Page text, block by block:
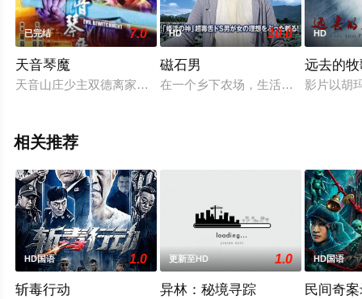
已完结 7.0
天音琴魔
天音山庄少主双德离家出走，偶得克制邪王的天外飞仙经书中一
HD 10.0
磁石男
在一个乡下农场，生活着一个被人称
HD
远去的
影片以胡
相关推荐
HD国语 1.0
斩毒行动
更新至HD 1.0
异林：秘境寻踪
HD国语
民间奇